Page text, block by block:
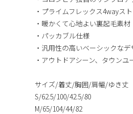
・プライムフレックス4wayス
・暖かくて心地よい裏起毛素材
・パッカブル仕様
・汎用性の高いベーシックなデ
・アウトドアシーン、タウン
サイズ/着丈/胸囲/肩幅/ゆき丈
S/62.5/100/42.5/80
M/65/104/44/82